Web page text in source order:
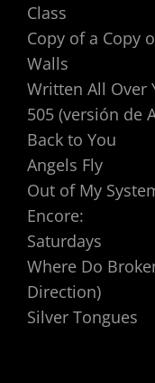
Class
Copy of a Copy
Walls
Written All Over
505 (versión de
Back to You
Angels Fly
Out of My
Encore:
Saturdays
Where Do
Direction)
Silver Tongues